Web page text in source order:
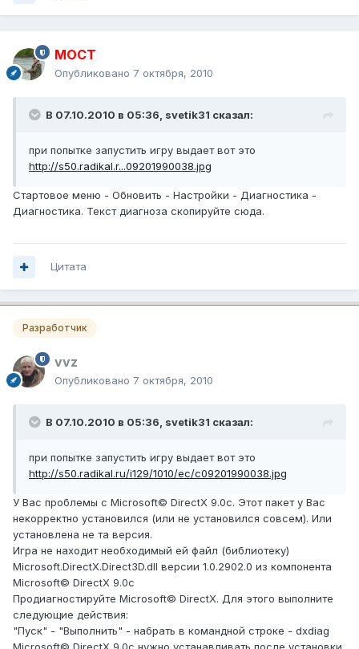
MOCT
Опубликовано 7 октября, 2010
В 07.10.2010 в 05:36, svetik31 сказал:
при попытке запустить игру выдает вот это
http://s50.radikal.r...09201990038.jpg
Стартовое меню - Обновить - Настройки - Диагностика -
Диагностика. Текст диагноза скопируйте сюда.
Цитата
Разработчик
vvz
Опубликовано 7 октября, 2010
В 07.10.2010 в 05:36, svetik31 сказал:
при попытке запустить игру выдает вот это
http://s50.radikal.ru/i129/1010/ec/c09201990038.jpg
У Вас проблемы с Microsoft© DirectX 9.0c. Этот пакет у Вас
некорректно установился (или не установился совсем). Или
установлена не та версия.
Игра не находит необходимый ей файл (библиотеку)
Microsoft.DirectX.Direct3D.dll версии 1.0.2902.0 из компонента
Microsoft© DirectX 9.0c
Продиагностируйте Microsoft© DirectX. Для этого выполните
следующие действия:
"Пуск" - "Выполнить" - набрать в командной строке - dxdiag
Microsoft© DirectX 9.0c нужно устанавливать после установки